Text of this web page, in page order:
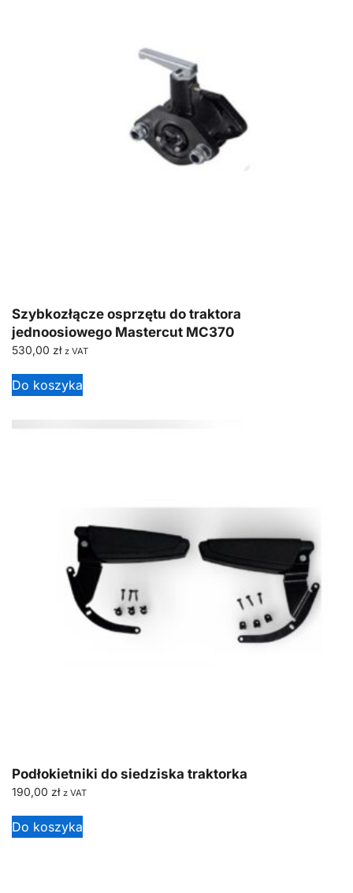
Szybkozłącze osprzętu do traktora
jednoosiowego Mastercut MC370
530,00 zł z VAT
Do koszyka
Podłokietniki do siedziska traktorka
190,00 zł z VAT
Do koszyka